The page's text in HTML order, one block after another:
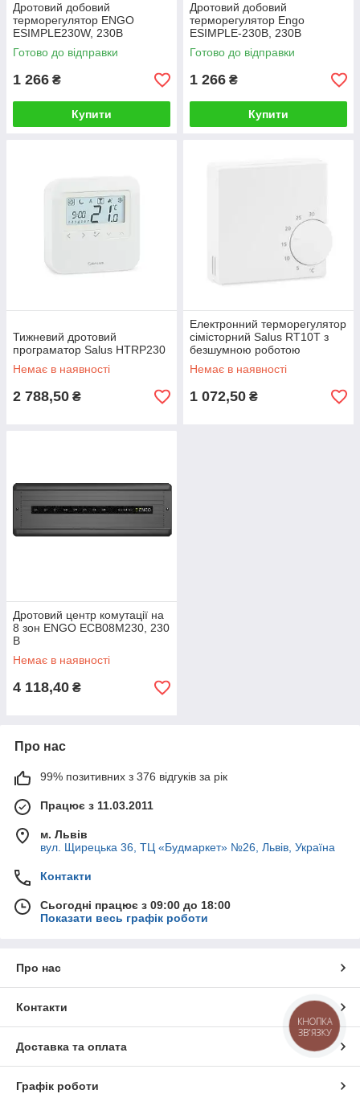
Дротовий добовий
терморегулятор ENGO
ESIMPLE230W, 230В
Готово до відправки
1 266 ₴
Купити
Дротовий добовий
терморегулятор Engo
ESIMPLE-230B, 230В
Готово до відправки
1 266 ₴
Купити
Тижневий дротовий
програматор Salus HTRP230
Немає в наявності
2 788,50 ₴
Електронний терморегулятор
сімісторний Salus RT10T з
безшумною роботою
Немає в наявності
1 072,50 ₴
Дротовий центр комутації на
8 зон ENGO ECB08M230, 230
В
Немає в наявності
4 118,40 ₴
Про нас
99% позитивних з 376 відгуків за рік
Працює з 11.03.2011
м. Львів
вул. Щирецька 36, ТЦ «Будмаркет» №26, Львів, Україна
Контакти
Сьогодні працює з 09:00 до 18:00
Показати весь графік роботи
Про нас
Контакти
Доставка та оплата
Графік роботи
КНОПКА
ЗВ'ЯЗКУ